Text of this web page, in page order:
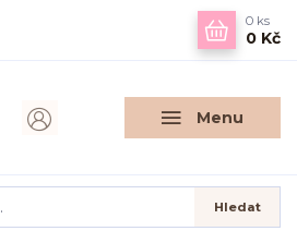
Menu
Hledat
0 ks
0 Kč